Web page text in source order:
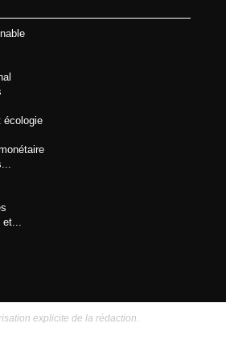
écologie
et...
explicite de la rédaction.